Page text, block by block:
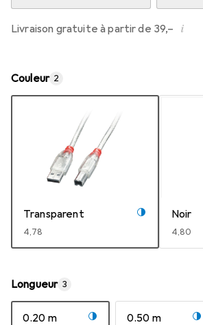
Livraison gratuite à partir de 39,– i
Couleur 2
Transparent
EUR
4,78
Noir
EUR
4,80
Longueur 3
0.20 m 0.50 m